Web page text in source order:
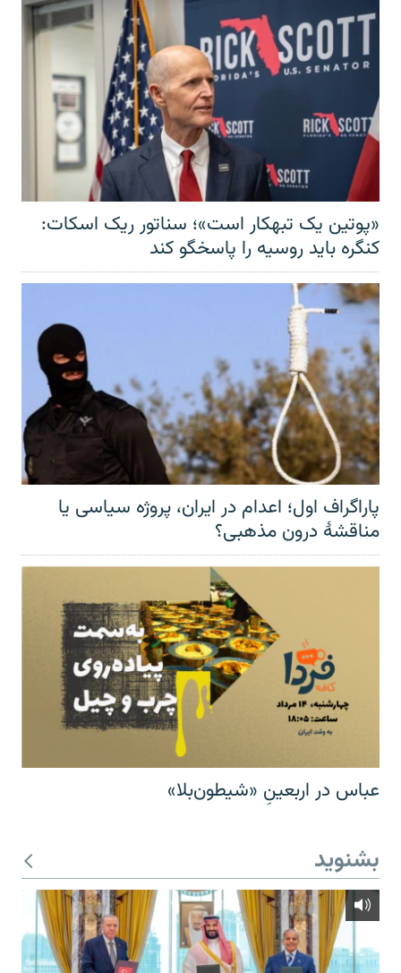
«پوتین یک تبهکار است»؛ سناتور ریک اسکات:
کنگره باید روسیه را پاسخگو کند
پاراگراف اول؛ اعدام در ایران، پروژه سیاسی یا
مناقشهٔ درون مذهبی؟
عباس در اربعینِ «شیطون‌بلا»
بشنوید